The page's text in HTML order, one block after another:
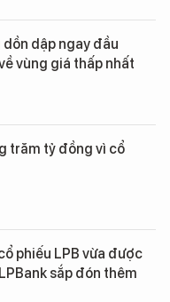
dồn dập ngay đầu
vùng giá thấp nhất
trăm tỷ đồng vì cổ
phiếu LPB vừa được
sắp đón thêm